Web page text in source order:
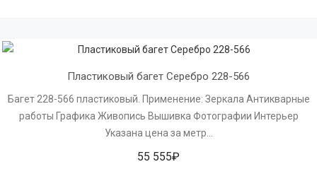
Пластиковый багет Серебро 228-566
Багет 228-566 пластиковый. Применение: Зеркала Антикварные
работы Графика Живопись Вышивка Фотографии Интерьер
Указана цена за метр...
55 555₽